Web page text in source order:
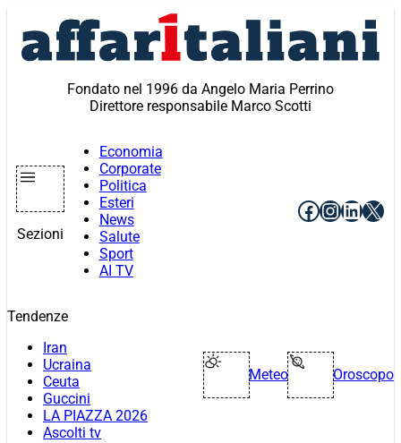
contenuto
Fondato nel 1996 da Angelo Maria Perrino
Direttore responsabile Marco Scotti
Sezioni
Economia
Corporate
Politica
Esteri
News
Salute
Sport
AI TV
Facebook
X
Tendenze
Iran
Ucraina
Ceuta
Guccini
LA PIAZZA 2026
Ascolti tv
Meteo Oroscopo